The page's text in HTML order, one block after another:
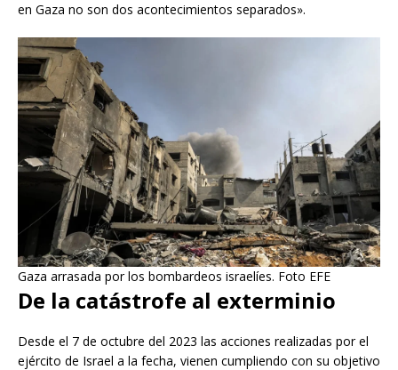
en Gaza no son dos acontecimientos separados».
Gaza arrasada por los bombardeos israelíes. Foto EFE
De la catástrofe al exterminio
Desde el 7 de octubre del 2023 las acciones realizadas por el
ejército de Israel a la fecha, vienen cumpliendo con su objetivo